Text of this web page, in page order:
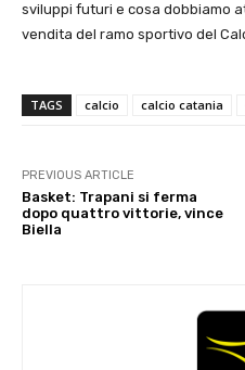
sviluppi futuri e cosa dobbiamo
vendita del ramo sportivo del
TAGS calcio calcio catania
PREVIOUS ARTICLE
Basket: Trapani si ferma
dopo quattro vittorie, vince
Biella